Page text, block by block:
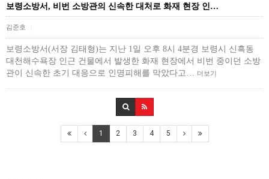
보령소방서, 비번 소방관의 신속한 대처로 화재 현장 인…
김준호
보령소방서(서장 김태형)는 지난 1일 오후 8시 4분경 보령시 신흑동
대천해수욕장 인근 건물에서 발생한 화재 현장에서 비번 중이던 소방
관이 신속한 초기 대응으로 인명피해를 막았다고…
더보기
1 2 3 4 5